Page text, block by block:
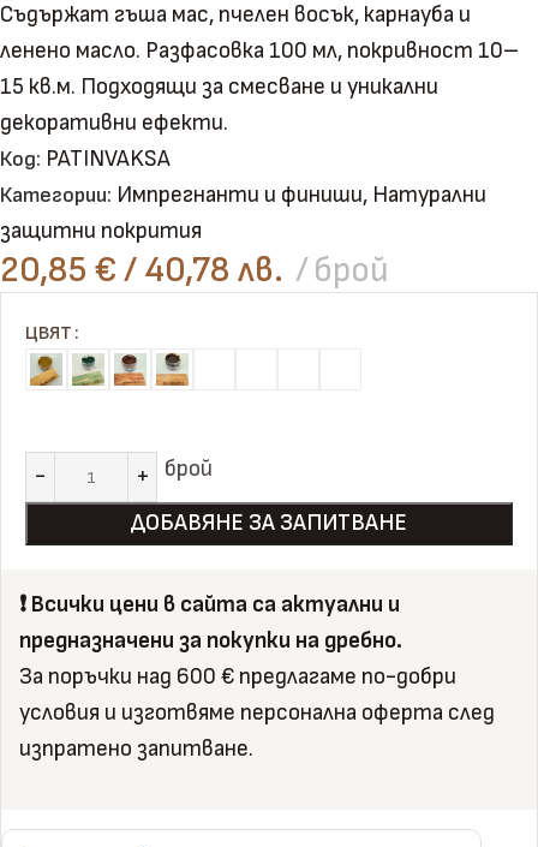
Съдържат гъша мас, пчелен восък, карнауба и
ленено масло. Разфасовка 100 мл, покривност 10–
15 кв.м. Подходящи за смесване и уникални
декоративни ефекти.
Код: PATINVAKSA
Категории: Импрегнанти и финиши, Натурални
защитни покрития
20,85 €/ 40,78 лв. брой
ЦВЯТ
брой
ДОБАВЯНЕ ЗА ЗАПИТВАНЕ
❗️ Всички цени в сайта са актуални и
предназначени за покупки на дребно.
За поръчки над 600 € предлагаме по-добри
условия и изготвяме персонална оферта след
изпратено запитване.